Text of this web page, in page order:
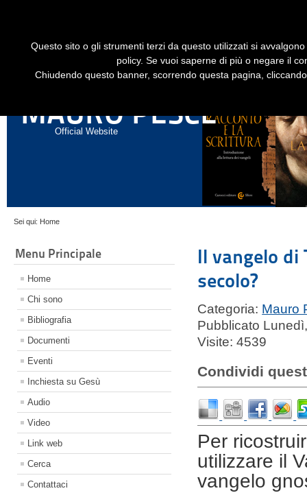
MAURO PESCE
Official Website
GESÙ STORICO - HISTORICAL JESUS
Sei qui: Home
Menu Principale
Home
Chi sono
Bibliografia
Documenti
Eventi
Inchiesta su Gesù
Audio
Video
Link web
Cerca
Contattaci
Il vangelo di
secolo?
Categoria: Mauro
Pubblicato
Visite: 4539
Condividi
Per
utilizzare il
vangelo
Questo sito o gli strumenti terzi da questo utilizzati si
policy. Se vuoi saperne di più o negare il
Chiudendo questo banner, scorrendo questa pagina,